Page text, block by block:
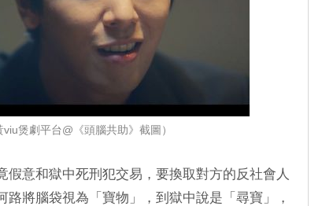
viu煲劇平台@《頭腦共助》截圖）
假意和獄中死刑犯交易，要換取對方的反社會人
將腦袋視為「寶物」，到獄中說是「尋寶」，